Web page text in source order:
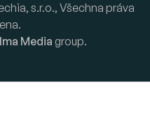
s.r.o., Všechna práva
Media group.